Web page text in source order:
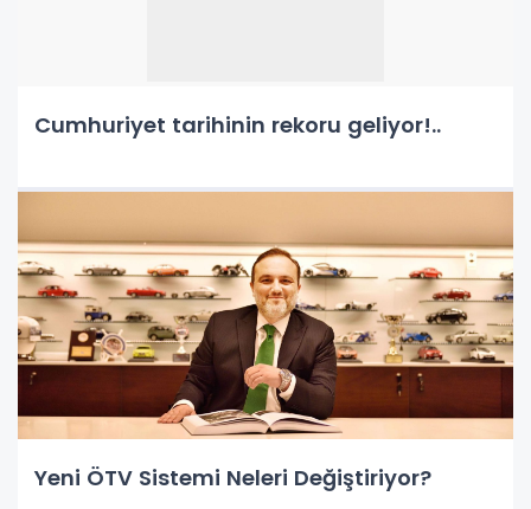
Cumhuriyet tarihinin rekoru geliyor!..
Yeni ÖTV Sistemi Neleri Değiştiriyor?